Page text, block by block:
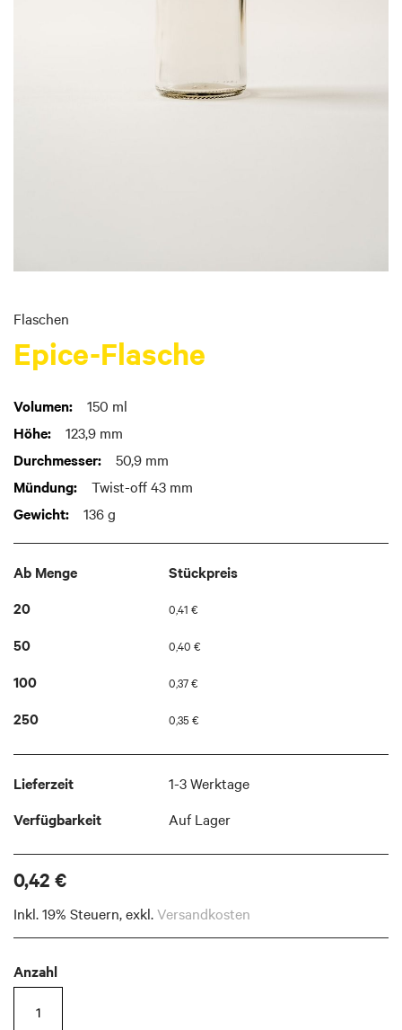
the
beginning
of
images
gallery
Flaschen
Epice-Flasche
Weitere
Informationen
150 ml
123,9 mm
50,9 mm
Twist-off 43 mm
136 g
Ab Menge
Stückpreis
20
0,41 €
50 0,40 €
100 0,37 €
250 0,35 €
Lieferzeit
1-3 Werktage
Verfügbarkeit
Auf Lager
0,42 €
Inkl. 19% Steuern,exkl.Versandkosten
Anzahl